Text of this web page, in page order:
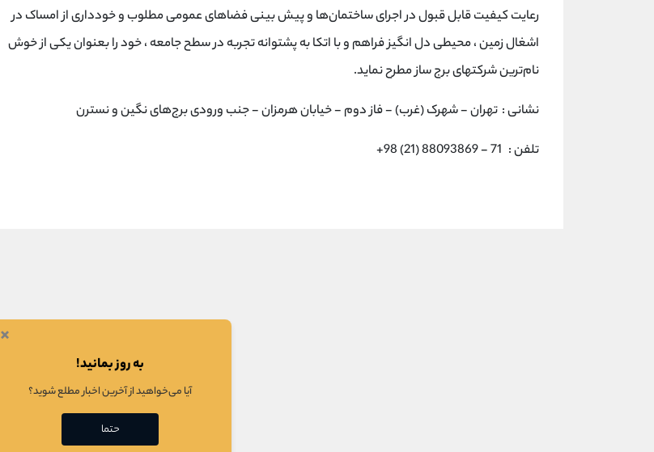
رعایت کیفیت قابل قبول در اجرای ساختمان‌ها و پیش بینی فضاهای عمومی مطلوب و خودداری از امساک در
اشغال زمین ، محیطی دل انگیز فراهم و با اتکا به پشتوانه تجربه در سطح جامعه ، خود را بعنوان یکی از خوش
نام‌ترین شرکتهای برج ساز مطرح نماید.
نشانی : تهران - شهرک (غرب) - فاز دوم - خيابان هرمزان - جنب ورودی برج‌های نگين و نسترن
تلفن : 71 - 88093869 (21) 98+
×
به روز بمانید!
آیا می‌خواهید از آخرین اخبار مطلع شوید؟
حتما